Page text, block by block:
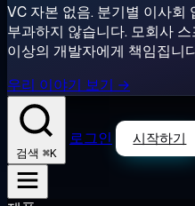
VC 자본 없음. 분기별 이사회
부과하지 않습니다. 모회사
이상의 개발자에게 책임집니
우리 이야기 보기 →
검색 ⌘K
로그인 시작하기